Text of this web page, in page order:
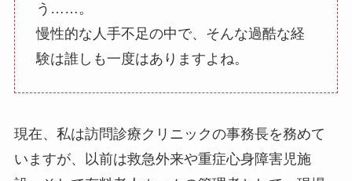
う……。
慢性的な人手不足の中で、そんな過酷な経
験は誰しも一度はありますよね。
現在、私は訪問診療クリニックの事務長を務めて
いますが、以前は救急外来や重症心身障害児施